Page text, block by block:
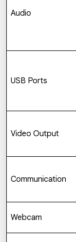
Audio
USB Ports
Video Output
Communication
Webcam